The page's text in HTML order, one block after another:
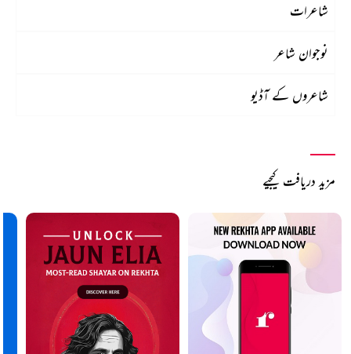
شاعرات
نوجوان شاعر
شاعروں کے آڈیو
مزید دریافت کیجیے